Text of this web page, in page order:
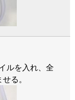
ルを入れ、全
る。